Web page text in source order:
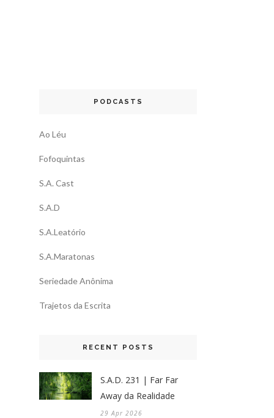
PODCASTS
Ao Léu
Fofoquintas
S.A. Cast
S.A.D
S.A.Leatório
S.A.Maratonas
Seriedade Anônima
Trajetos da Escrita
RECENT POSTS
S.A.D. 231 | Far Far
Away da Realidade
29 Apr 2026